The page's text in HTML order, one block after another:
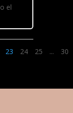
el
23 24 25 ... 30